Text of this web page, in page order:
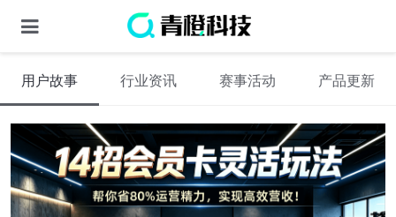
用户故事 行业资讯 赛事活动 产品更新